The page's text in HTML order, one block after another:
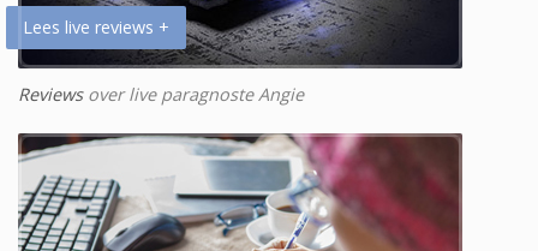
Lees live reviews +
Reviewsover live paragnoste Angie